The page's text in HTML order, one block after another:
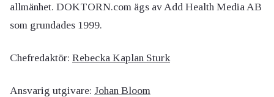
allmänhet. DOKTORN.com ägs av Add Health Media AB
som grundades 1999.
Chefredaktör: Rebecka Kaplan Sturk
Ansvarig utgivare: Johan Bloom